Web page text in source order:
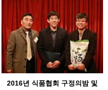
2016년 식품협회 구정의밤 및